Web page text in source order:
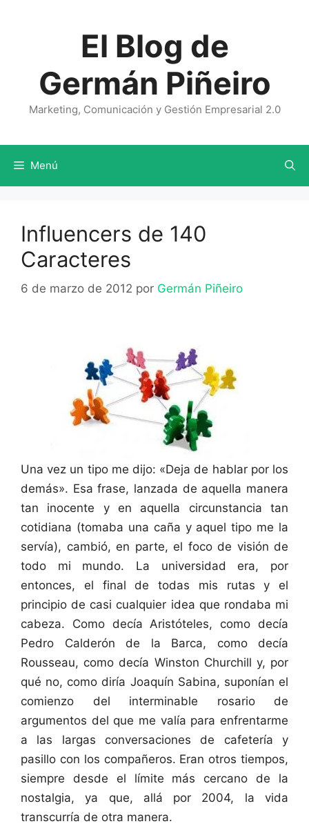
El Blog de
Germán Piñeiro
Marketing, Comunicación y Gestión Empresarial 2.0
Menú
Influencers de 140
Caracteres
6 de marzo de 2012 por Germán Piñeiro
Una vez un tipo me dijo: «Deja de hablar por los
demás». Esa frase, lanzada de aquella manera
tan inocente y en aquella circunstancia tan
cotidiana (tomaba una caña y aquel tipo me la
servía), cambió, en parte, el foco de visión de
todo mi mundo. La universidad era, por
entonces, el final de todas mis rutas y el
principio de casi cualquier idea que rondaba mi
cabeza. Como decía Aristóteles, como decía
Pedro Calderón de la Barca, como decía
Rousseau, como decía Winston Churchill y, por
qué no, como diría Joaquín Sabina, suponían el
comienzo del interminable rosario de
argumentos del que me valía para enfrentarme
a las largas conversaciones de cafetería y
pasillo con los compañeros. Eran otros tiempos,
siempre desde el límite más cercano de la
nostalgia, ya que, allá por 2004, la vida
transcurría de otra manera.